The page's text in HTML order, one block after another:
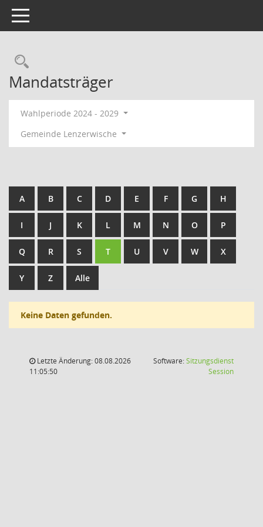
Toggle navigation
Rechercheauswahl
Mandatsträger
Wahlperiode 2024 - 2029
Gemeinde Lenzerwische
A B C D E F G H
I J K L M N O P
Q R S T U V W X
Y Z Alle
Keine Daten gefunden.
Letzte Änderung: 08.08.2026
11:05:50
Software:Sitzungsdienst
Session(Wird in